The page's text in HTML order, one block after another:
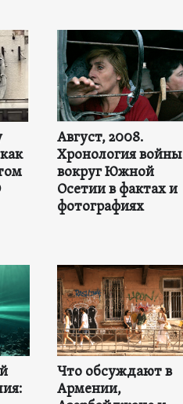
Август, 2008.
Хронология войны
вокруг Южной
Осетии в фактах и
фотографиях
Что обсуждают в
Армении,